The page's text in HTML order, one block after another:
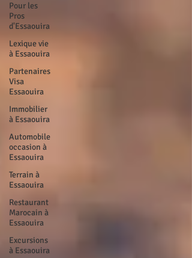
Pour les
Pros
d'Essaouira
Lexique vie
à Essaouira
Partenaires
Visa
Essaouira
Immobilier
à Essaouira
Automobile
occasion à
Essaouira
Terrain à
Essaouira
Restaurant
Marocain à
Essaouira
Excursions
à Essaouira